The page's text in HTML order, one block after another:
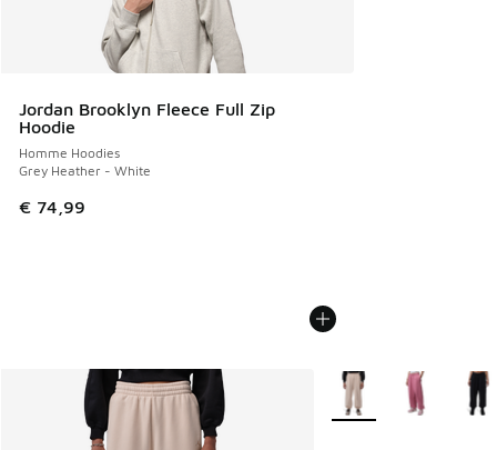
Jordan Brooklyn Fleece Full Zip
Hoodie
Homme Hoodies
Grey Heather - White
€ 74,99
Plus de couleurs